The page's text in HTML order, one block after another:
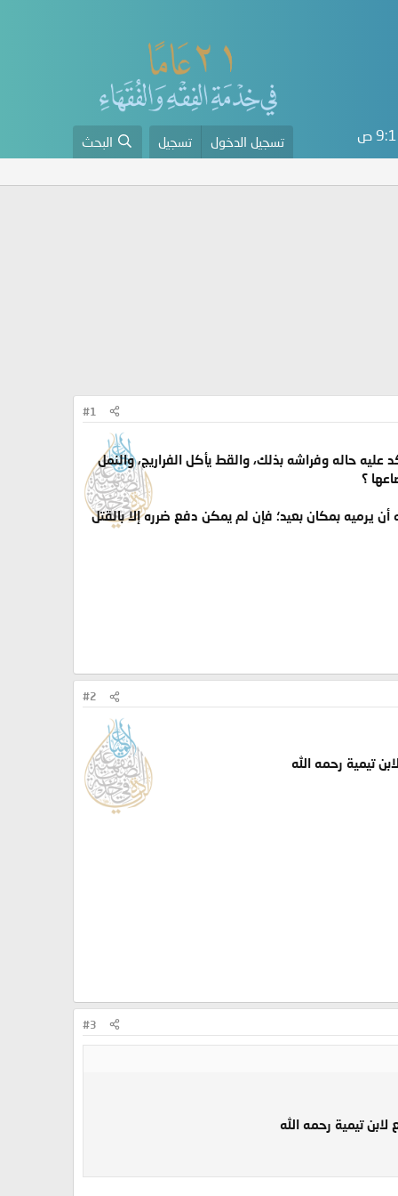
ص تسجيل الدخول تسجيل البحث
#1
حاله وفراشه بذلك، والقط يأكل الفراريج، والنمل
؟
يرميه بمكان بعيد؛ فإن لم يمكن دفع ضرره إلا بالقتل
#2
تيمية رحمه الله
#3
تيمية رحمه الله